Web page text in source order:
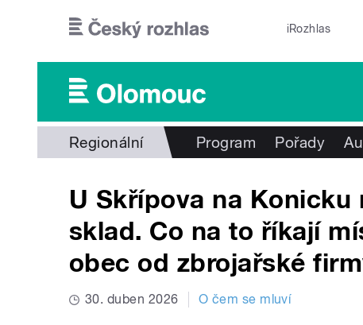
iRozhlas
Regionální Program Pořady
U Skřípova na
sklad. Co na to říkají
obec od zbrojařské
30. duben 2026 O čem se mluví